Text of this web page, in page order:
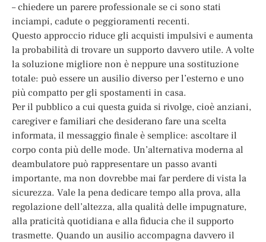
– chiedere un parere professionale se ci sono stati
inciampi, cadute o peggioramenti recenti.
Questo approccio riduce gli acquisti impulsivi e aumenta
la probabilità di trovare un supporto davvero utile. A volte
la soluzione migliore non è neppure una sostituzione
totale: può essere un ausilio diverso per l’esterno e uno
più compatto per gli spostamenti in casa.
Per il pubblico a cui questa guida si rivolge, cioè anziani,
caregiver e familiari che desiderano fare una scelta
informata, il messaggio finale è semplice: ascoltare il
corpo conta più delle mode. Un’alternativa moderna al
deambulatore può rappresentare un passo avanti
importante, ma non dovrebbe mai far perdere di vista la
sicurezza. Vale la pena dedicare tempo alla prova, alla
regolazione dell’altezza, alla qualità delle impugnature,
alla praticità quotidiana e alla fiducia che il supporto
trasmette. Quando un ausilio accompagna davvero il